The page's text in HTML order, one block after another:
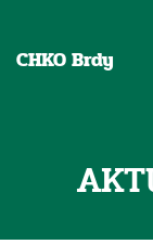
CHKO Brdy